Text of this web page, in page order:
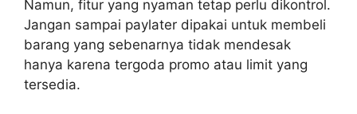
Namun, fitur yang nyaman tetap perlu dikontrol.
Jangan sampai paylater dipakai untuk membeli
barang yang sebenarnya tidak mendesak
hanya karena tergoda promo atau limit yang
tersedia.